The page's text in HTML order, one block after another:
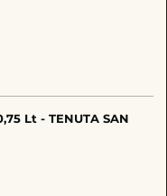
Lt - TENUTA SAN